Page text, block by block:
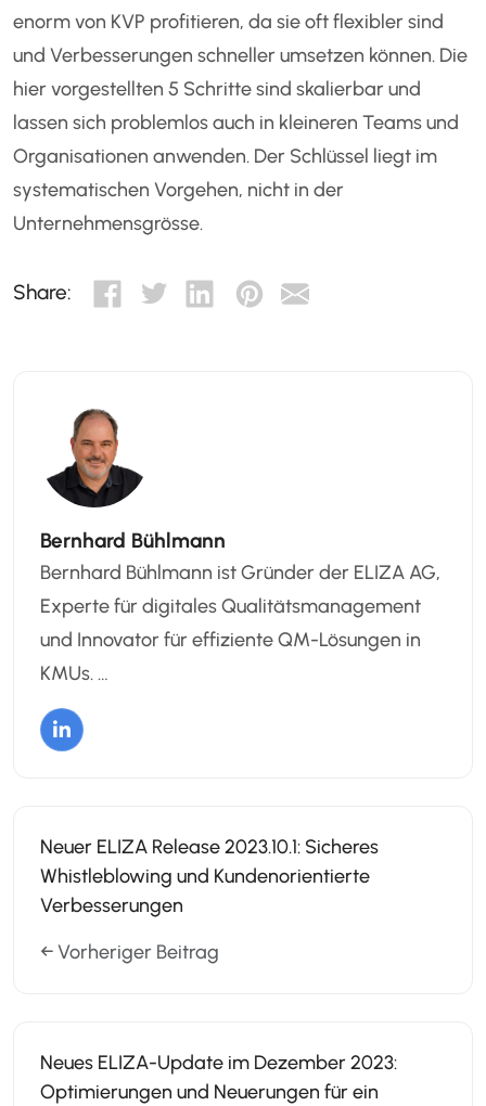
enorm von KVP profitieren, da sie oft flexibler sind
und Verbesserungen schneller umsetzen können. Die
hier vorgestellten 5 Schritte sind skalierbar und
lassen sich problemlos auch in kleineren Teams und
Organisationen anwenden. Der Schlüssel liegt im
systematischen Vorgehen, nicht in der
Unternehmensgrösse.
Share:
Bernhard Bühlmann
Bernhard Bühlmann ist Gründer der ELIZA AG,
Experte für digitales Qualitätsmanagement
und Innovator für effiziente QM-Lösungen in
KMUs. …
Neuer ELIZA Release 2023.10.1: Sicheres
Whistleblowing und Kundenorientierte
Verbesserungen
← Vorheriger Beitrag
Neues ELIZA-Update im Dezember 2023:
Optimierungen und Neuerungen für ein